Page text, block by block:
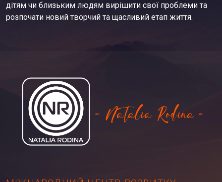
дітям чи близьким людям вирішити свої проблеми та
розпочати новий творчий та щасливий етап життя.